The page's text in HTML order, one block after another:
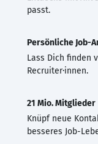
passt.
Persönliche Job-
Lass Dich finden
Recruiter·innen.
21 Mio. Mitglieder
Knüpf neue
besseres Job-